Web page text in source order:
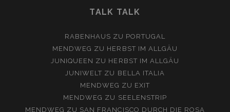
TALK TALK
RABENHAUS ZU PORTUGAL
MENDWEG ZU HERBST IM ALLGÄU
JUNIQUEEN ZU HERBST IM ALLGÄU
JUNIWELT ZU BELLA ITALIA
MENDWEG ZU EXIT
MENDWEG ZU SEELENSTRIP
MENDWEG ZU SAN FRANCISCO DURCH DIE ROSA